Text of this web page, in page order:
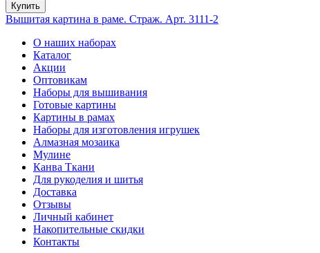
Купить
Вышитая картина в раме. Страж. Арт. 3111-2
О наших наборах
Каталог
Акции
Оптовикам
Наборы для вышивания
Готовые картины
Картины в рамах
Наборы для изготовления игрушек
Алмазная мозаика
Мулине
Канва Ткани
Для рукоделия и шитья
Доставка
Отзывы
Личный кабинет
Накопительные скидки
Контакты